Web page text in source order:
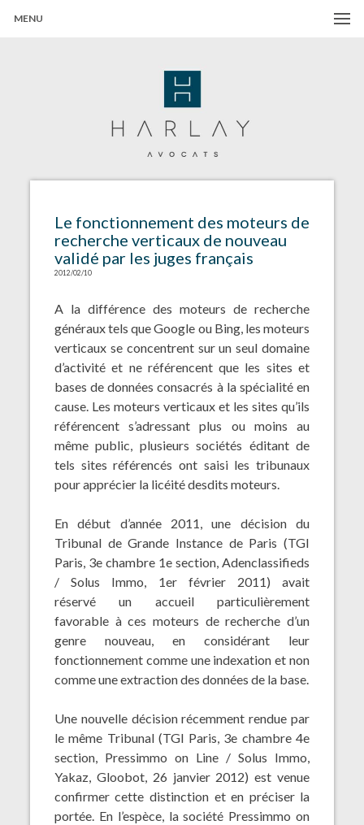
MENU
Le fonctionnement des moteurs de
recherche verticaux de nouveau
validé par les juges français
2012/02/10
A la différence des moteurs de recherche
généraux tels que Google ou Bing, les moteurs
verticaux se concentrent sur un seul domaine
d’activité et ne référencent que les sites et
bases de données consacrés à la spécialité en
cause. Les moteurs verticaux et les sites qu’ils
référencent s’adressant plus ou moins au
même public, plusieurs sociétés éditant de
tels sites référencés ont saisi les tribunaux
pour apprécier la licéité desdits moteurs.
En début d’année 2011, une décision du
Tribunal de Grande Instance de Paris (TGI
Paris, 3e chambre 1e section, Adenclassifieds
/ Solus Immo, 1er février 2011) avait
réservéun accueil particulièrement
favorableà ces moteurs de recherche d’un
genre nouveau, en considérant leur
fonctionnement comme une indexation et non
comme une extraction des données de la base.
Une nouvelle décision récemment rendue par
le même Tribunal (TGI Paris, 3e chambre 4e
section, Pressimmo on Line / Solus Immo,
Yakaz, Gloobot, 26 janvier 2012) est venue
confirmer cette distinction et en préciser la
portée. En l’espèce, la société Pressimmo on